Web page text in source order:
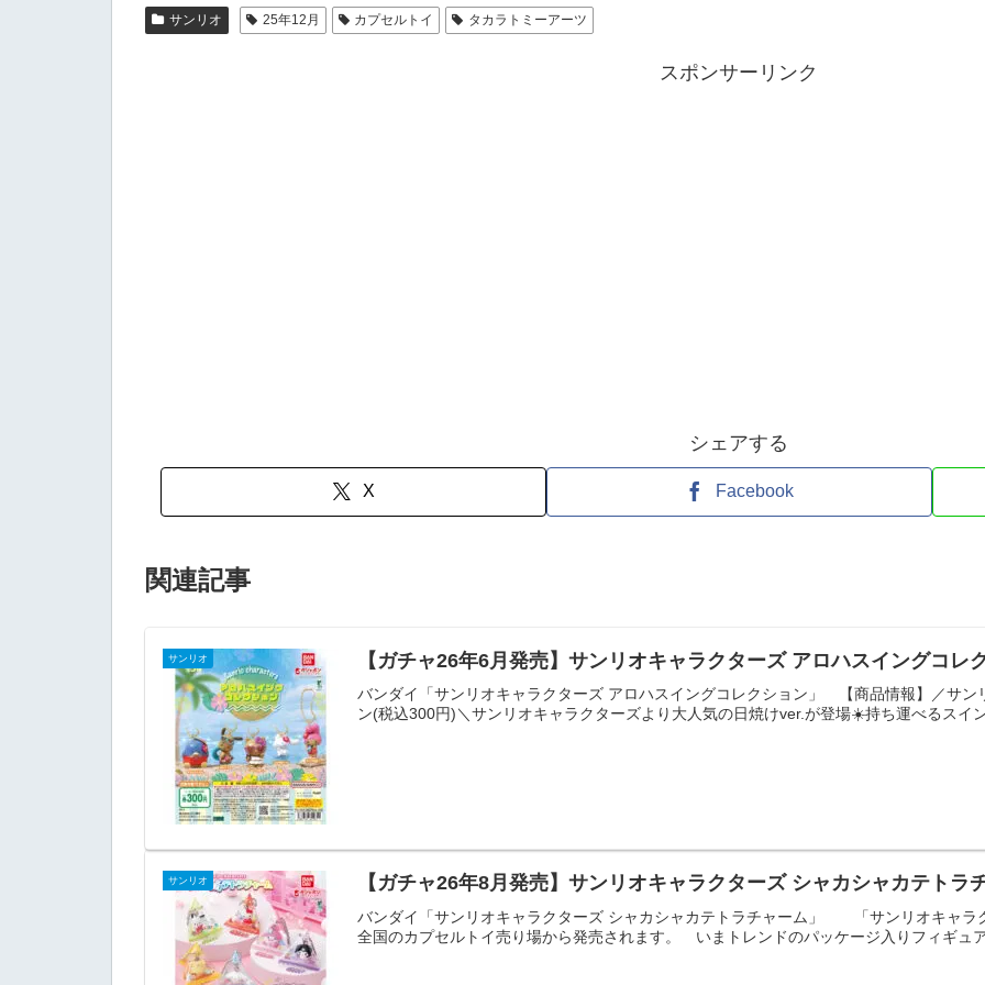
サンリオ 25年12月 カプセルトイ タカラトミーアーツ
スポンサーリンク
シェアする
X Facebook
関連記事
サンリオ 【ガチャ26年6月発売】サンリオキャラクターズ アロハスイングコレ
バンダイ「サンリオキャラクターズ アロハスイングコレクション」 【商品情報】／サン
ン(税込300円)＼サンリオキャラクターズより大人気の日焼けver.が登場☀️持ち運べるスイ
サンリオ 【ガチャ26年8月発売】サンリオキャラクターズ シャカシャカテトラ
バンダイ「サンリオキャラクターズ シャカシャカテトラチャーム」 「サンリオキャラ
全国のカプセルトイ売り場から発売されます。 いまトレンドのパッケージ入りフィギュ